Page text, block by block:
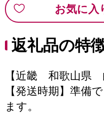
お気に入
返礼品の特
【近畿 和歌山県
【発送時期】準備
ます。